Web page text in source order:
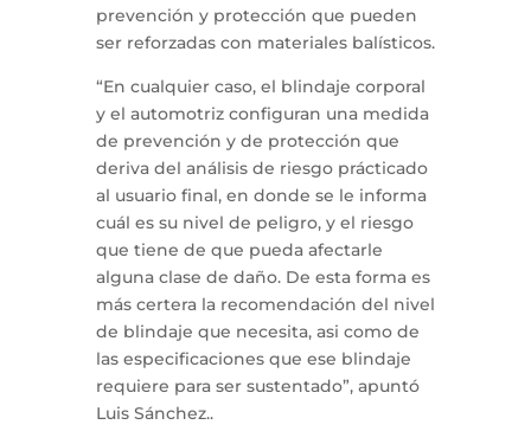
prevención y protección que pueden
ser reforzadas con materiales balísticos.
“En cualquier caso, el blindaje corporal
y el automotriz configuran una medida
de prevención y de protección que
deriva del análisis de riesgo prácticado
al usuario final, en donde se le informa
cuál es su nivel de peligro, y el riesgo
que tiene de que pueda afectarle
alguna clase de daño. De esta forma es
más certera la recomendación del nivel
de blindaje que necesita, asi como de
las especificaciones que ese blindaje
requiere para ser sustentado”, apuntó
Luis Sánchez..